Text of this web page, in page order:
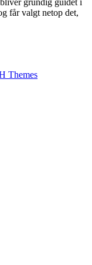
grundig guidet i
får valgt netop det,
Themes